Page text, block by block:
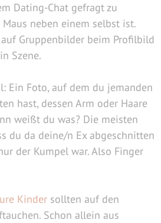
Dating-Chat gefragt zu
neben einem selbst ist.
Gruppenbilder beim Profilbild
Szene.
Ein Foto, auf dem du jemanden
hast, dessen Arm oder Haare
weißt du was? Die meisten
du da deine/n Ex abgeschnitten
der Kumpel war. Also Finger
Kinder sollten auf den
Schon allein aus